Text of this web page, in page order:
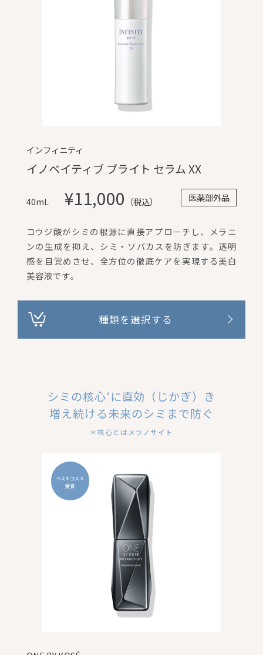
インフィニティ
イノベイティブ ブライト セラム XX
40mL ¥11,000 （税込） 医薬部外品
コウジ酸がシミの根源に直接アプローチし、メラニ
ンの生成を抑え、シミ・ソバカスを防ぎます。透明
感を目覚めさせ、全方位の徹底ケアを実現する美白
美容液です。
種類を選択する
シミの核心* に直効（じかぎ）き
増え続ける未来のシミまで防ぐ
＊核心とはメラノサイト
ベストコスメ
受賞